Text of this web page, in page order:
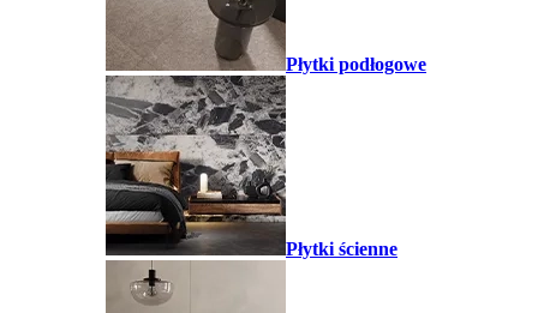
Płytki podłogowe
Płytki ścienne